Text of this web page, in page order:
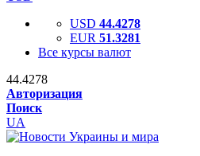
USD 44.4278
EUR 51.3281
Все курсы валют
44.4278
Авторизация
Поиск
UA